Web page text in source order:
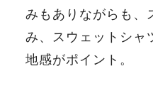
みもありながらも、
み、スウェットシャ
地感がポイント。